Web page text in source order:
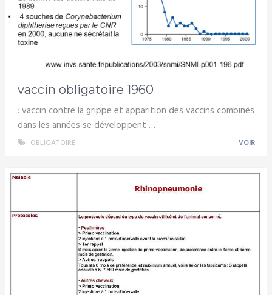
vaccin obligatoire 1960
: vaccin contre la grippe et apparition des vaccins combinés
dans les années se développent …
OBLIGATOIRE VOIR